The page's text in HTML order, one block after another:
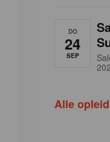
DO
24
SEP
Alle